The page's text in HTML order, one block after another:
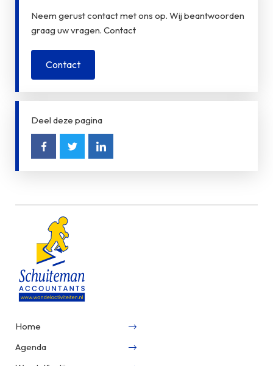
Neem gerust contact met ons op. Wij beantwoorden
graag uw vragen. Contact
Contact
Deel deze pagina
Home
Agenda